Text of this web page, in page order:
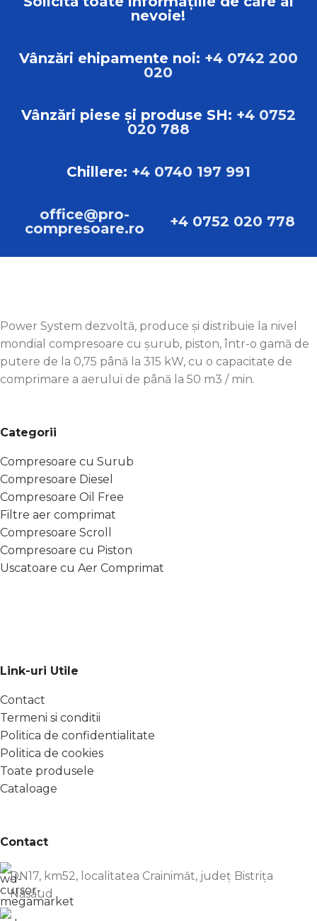
nevoie!
Vânzări ehipamente noi: +4 0742 200
020
Vânzări piese și produse SH: +4 0752
020 788
Chillere: +4 0740 197 991
office@pro-
compresoare.ro
+4 0752 020 778
Power System dezvoltă, produce și distribuie la nivel
mondial compresoare cu șurub, piston, într-o gamă de
putere de la 0,75 până la 315 kW, cu o capacitate de
comprimare a aerului de până la 50 m3 / min.
Categorii
Compresoare cu Surub
Compresoare Diesel
Compresoare Oil Free
Filtre aer comprimat
Compresoare Scroll
Compresoare cu Piston
Uscatoare cu Aer Comprimat
Link-uri Utile
Contact
Termeni si conditii
Politica de confidentialitate
Politica de cookies
Toate produsele
Cataloage
Contact
DN17, km52, localitatea Crainimăt, județ Bistrița
Năsăud